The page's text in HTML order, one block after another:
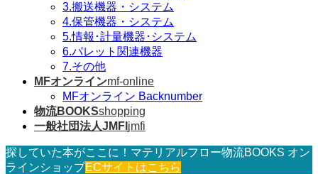
3.搬送機器・システム
4.保管機器・システム
5.情報･計量機器･システム
6.パレット関連機器
7.その他
MFオンラインmf-online
MFオンライン Backnumber
物流BOOKSshopping
一般社団法人JMFI jmfi
探していた本がここに！マテリアルフロー物流BOOKS オン
ラインショップECサイトはこちら